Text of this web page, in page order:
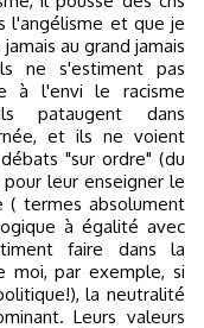
l'angélisme et que je
au grand jamais
ne s'estiment pas
à l'envi le racisme
pataugent dans
et ils ne voient
"sur ordre" (du
leur enseigner le
termes absolument
à égalité avec
faire dans la
moi, par exemple, si
la neutralité
Leurs valeurs